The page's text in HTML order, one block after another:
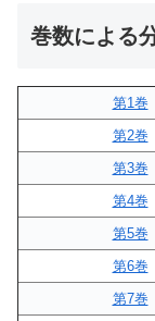
巻数による
第1巻
第2巻
第3巻
第4巻
第5巻
第6巻
第7巻